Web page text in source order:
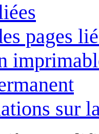
pages
sur